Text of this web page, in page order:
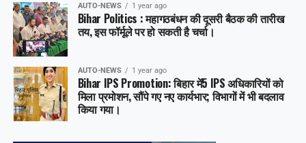
AUTO-NEWS 1 year ago
Bihar Politics : महागठबंधन की दूसरी बैठक की तारीख
तय, इस फॉर्मूले पर हो सकती है चर्चा।
AUTO-NEWS 1 year ago
Bihar IPS Promotion: बिहार में5 IPS अधिकारियों को
मिला प्रमोशन, सौंपे गए नए कार्यभार; विभागों में भी बदलाव
किया गया।